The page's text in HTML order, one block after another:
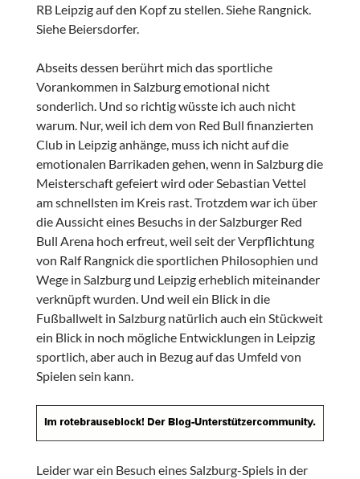
RB Leipzig auf den Kopf zu stellen. Siehe Rangnick.
Siehe Beiersdorfer.
Abseits dessen berührt mich das sportliche
Vorankommen in Salzburg emotional nicht
sonderlich. Und so richtig wüsste ich auch nicht
warum. Nur, weil ich dem von Red Bull finanzierten
Club in Leipzig anhänge, muss ich nicht auf die
emotionalen Barrikaden gehen, wenn in Salzburg die
Meisterschaft gefeiert wird oder Sebastian Vettel
am schnellsten im Kreis rast. Trotzdem war ich über
die Aussicht eines Besuchs in der Salzburger Red
Bull Arena hoch erfreut, weil seit der Verpflichtung
von Ralf Rangnick die sportlichen Philosophien und
Wege in Salzburg und Leipzig erheblich miteinander
verknüpft wurden. Und weil ein Blick in die
Fußballwelt in Salzburg natürlich auch ein Stückweit
ein Blick in noch mögliche Entwicklungen in Leipzig
sportlich, aber auch in Bezug auf das Umfeld von
Spielen sein kann.
Leider war ein Besuch eines Salzburg-Spiels in der